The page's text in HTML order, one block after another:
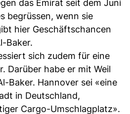
das Emirat seit dem Juni
begrüssen, wenn sie
hier Geschäftschancen
Baker.
sich zudem für eine
Darüber habe er mit Weil
Baker. Hannover sei «eine
in Deutschland,
Cargo-Umschlagplatz».